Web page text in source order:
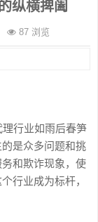
纵横捭阖
87 浏览
行业如雨后春笋
是众多问题和挑
和欺诈现象，使
行业成为标杆，